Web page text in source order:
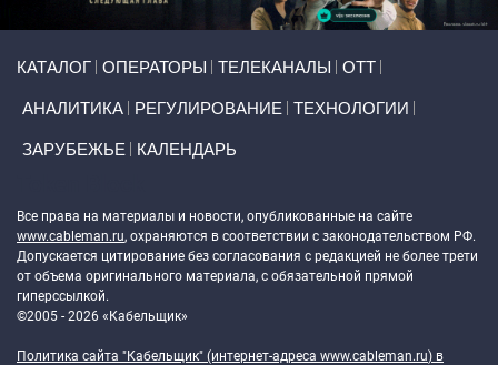
КАТАЛОГ ОПЕРАТОРЫ ТЕЛЕКАНАЛЫ ОТТ
АНАЛИТИКА РЕГУЛИРОВАНИЕ ТЕХНОЛОГИИ
ЗАРУБЕЖЬЕ КАЛЕНДАРЬ
Все права на материалы и новости, опубликованные на сайте
www.cableman.ru, охраняются в соответствии с законодательством РФ.
Допускается цитирование без согласования с редакцией не более трети
от объема оригинального материала, с обязательной прямой
гиперссылкой.
©2005 - 2026 «Кабельщик»
Политика сайта "Кабельщик" (интернет-адреса www.cableman.ru) в